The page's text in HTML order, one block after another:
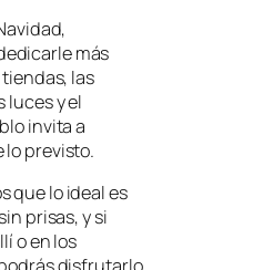
más
las
luces y el
invita a
lo previsto.
que lo ideal es
prisas, y si
o en los